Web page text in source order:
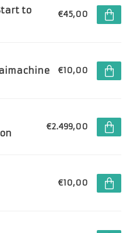
to €45,00
€10,00
€2.499,00
€10,00